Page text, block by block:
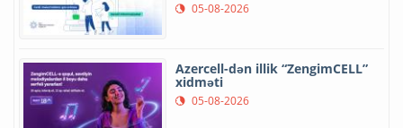
05-08-2026
Azercell-dən illik “ZengimCELL”
xidməti
05-08-2026